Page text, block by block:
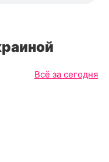
Всё за сегодня